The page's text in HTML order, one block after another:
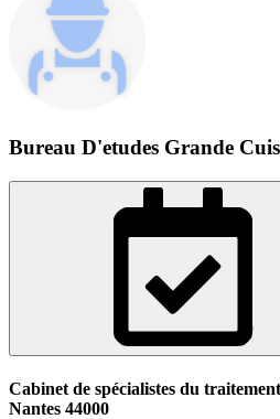
Bureau D'etudes Grande
Cabinet de spécialistes du
Nantes 44000